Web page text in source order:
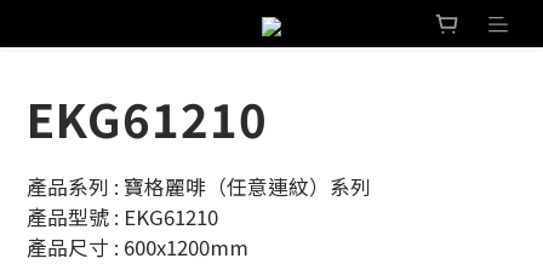
EKG61210
產品系列 : 寶格麗啡（任意連紋）系列
產品型號 : EKG61210
產品尺寸 : 600x1200mm